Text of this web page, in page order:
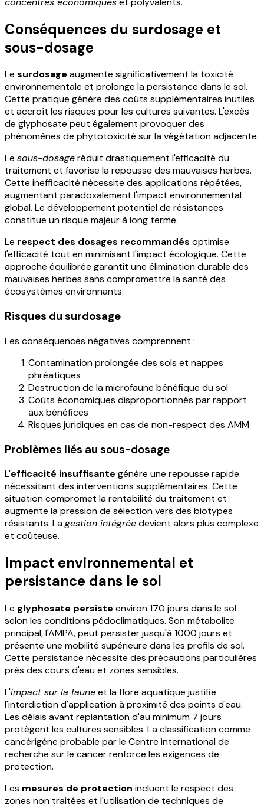
Conséquences du surdosage et
sous-dosage
Le surdosage augmente significativement la toxicité
environnementale et prolonge la persistance dans le sol.
Cette pratique génère des coûts supplémentaires inutiles
et accroît les risques pour les cultures suivantes. L'excès
de glyphosate peut également provoquer des
phénomènes de phytotoxicité sur la végétation adjacente.
Le sous-dosageréduit drastiquement l'efficacité du
traitement et favorise la repousse des mauvaises herbes.
Cette inefficacité nécessite des applications répétées,
augmentant paradoxalement l'impact environnemental
global. Le développement potentiel de résistances
constitue un risque majeur à long terme.
Le respect des dosages recommandés optimise
l'efficacité tout en minimisant l'impact écologique. Cette
approche équilibrée garantit une élimination durable des
mauvaises herbes sans compromettre la santé des
écosystèmes environnants.
Risques du surdosage
Les conséquences négatives comprennent :
Contamination prolongée des sols et nappes
phréatiques
Destruction de la microfaune bénéfique du sol
Coûts économiques disproportionnés par rapport
aux bénéfices
Risques juridiques en cas de non-respect des AMM
Problèmes liés au sous-dosage
L'efficacité insuffisante génère une repousse rapide
nécessitant des interventions supplémentaires. Cette
situation compromet la rentabilité du traitement et
augmente la pression de sélection vers des biotypes
résistants. Lagestion intégréedevient alors plus complexe
et coûteuse.
Impact environnemental et
persistance dans le sol
Le glyphosate persiste environ 170 jours dans le sol
selon les conditions pédoclimatiques. Son métabolite
principal, l'AMPA, peut persister jusqu'à 1000 jours et
présente une mobilité supérieure dans les profils de sol.
Cette persistance nécessite des précautions particulières
près des cours d'eau et zones sensibles.
L'impact sur la fauneet la flore aquatique justifie
l'interdiction d'application à proximité des points d'eau.
Les délais avant replantation d'au minimum 7 jours
protègent les cultures sensibles. La classification comme
cancérigène probable par le Centre international de
recherche sur le cancer renforce les exigences de
protection.
Les mesures de protection incluent le respect des
zones non traitées et l'utilisation de techniques de